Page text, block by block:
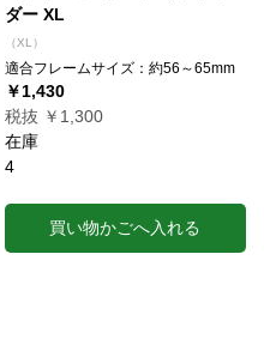
ダー XL
（XL）
適合フレームサイズ：約56～65mm
￥1,430
税抜 ￥1,300
在庫
4
買い物かごへ入れる